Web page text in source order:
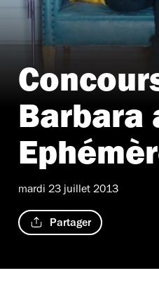
Barbara
mardi 23 juillet 2013
Partager